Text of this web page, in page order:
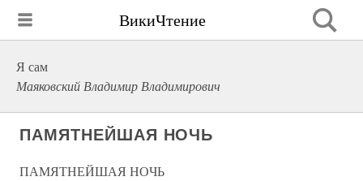
ВикиЧтение
Я сам
Маяковский Владимир Владимирович
ПАМЯТНЕЙШАЯ НОЧЬ
ПАМЯТНЕЙШАЯ НОЧЬ